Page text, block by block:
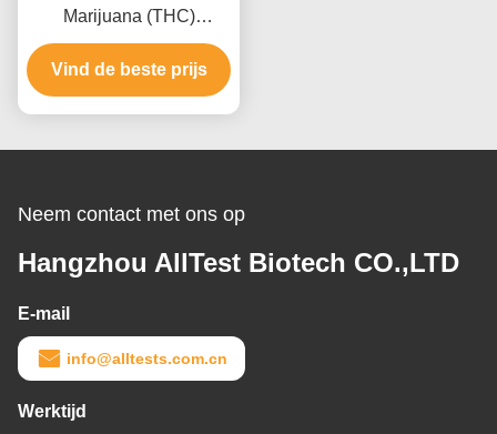
Marijuana (THC)
Sneltestpaneel (Urine)
(Paneel)
Vind de beste prijs
Neem contact met ons op
Hangzhou AllTest Biotech CO.,LTD
E-mail
info@alltests.com.cn
Werktijd